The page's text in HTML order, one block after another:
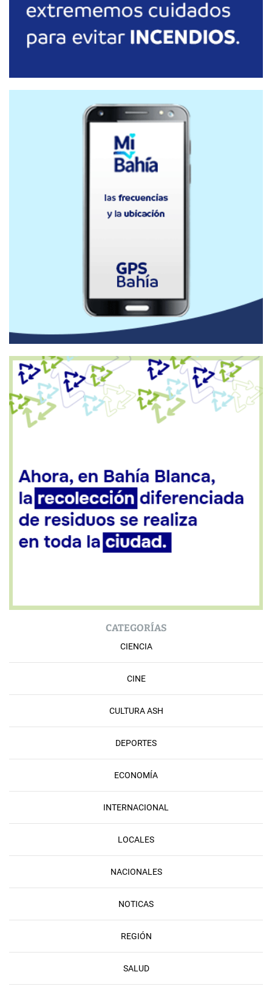
CATEGORÍAS
CIENCIA
CINE
CULTURA ASH
DEPORTES
ECONOMÍA
INTERNACIONAL
LOCALES
NACIONALES
NOTICAS
REGIÓN
SALUD